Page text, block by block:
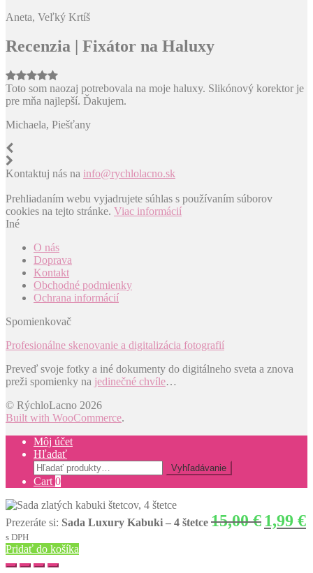
Aneta, Veľký Krtíš
Recenzia | Fixátor na Haluxy
Toto som naozaj potrebovala na moje haluxy. Slikónový korektor je
pre mňa najlepší. Ďakujem.
Michaela, Piešťany
Kontaktuj nás na info@rychlolacno.sk
Prehliadaním webu vyjadrujete súhlas s používaním súborov
cookies na tejto stránke. Viac informácií
Iné
O nás
Doprava
Kontakt
Obchodné podmienky
Ochrana informácií
Spomienkovač
Profesionálne skenovanie a digitalizácia fotografií
Preveď svoje fotky a iné dokumenty do digitálneho sveta a znova
preži spomienky na jedinečné chvíle…
© RýchloLacno 2026
Built with WooCommerce.
Môj účet
Hľadať
Hľadať:
Vyhľadávanie
Cart 0
Prezeráte si: Sada Luxury Kabuki – 4 štetce 15,00€ Original
price
1,99 €
s DPH
Pridať do košíka